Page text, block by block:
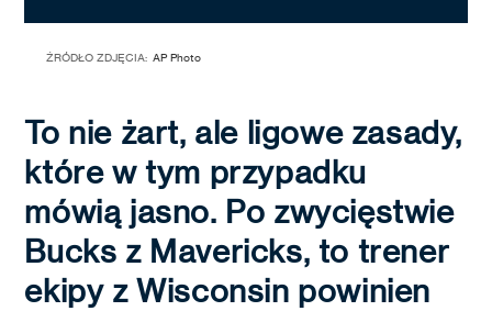
ŹRÓDŁO ZDJĘCIA: AP Photo
To nie żart, ale ligowe zasady,
które w tym przypadku
mówią jasno. Po zwycięstwie
Bucks z Mavericks, to trener
ekipy z Wisconsin powinien